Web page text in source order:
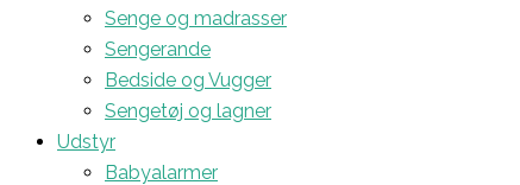
Senge og madrasser
Sengerande
Bedside og Vugger
Sengetøj og lagner
Udstyr
Babyalarmer